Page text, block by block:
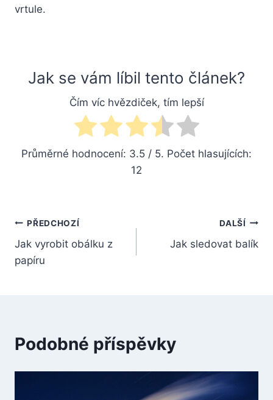
vrtule.
Jak se vám líbil tento článek?
Čím víc hvězdiček, tím lepší
Průměrné hodnocení: 3.5 / 5. Počet hlasujících:
12
Navigace
pro
PŘEDCHOZÍ
Jak vyrobit obálku z
papíru
DALŠÍ
Jak sledovat balík
Podobné příspěvky